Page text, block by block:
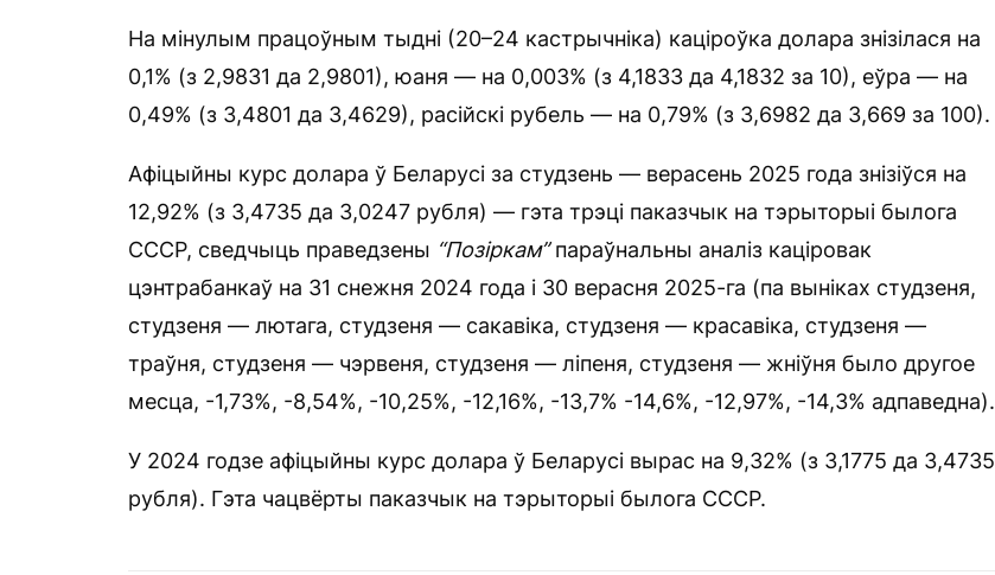
На мінулым працоўным тыдні (20–24 кастрычніка) каціроўка долара знізілася на
0,1% (з 2,9831 да 2,9801), юаня — на 0,003% (з 4,1833 да 4,1832 за 10), еўра — на
0,49% (з 3,4801 да 3,4629), расійскі рубель — на 0,79% (з 3,6982 да 3,669 за 100).
Афіцыйны курс долара ў Беларусі за студзень — верасень 2025 года знізіўся на
12,92% (з 3,4735 да 3,0247 рубля) — гэта трэці паказчык на тэрыторыі былога
СССР, сведчыць праведзены “Позіркам”параўнальны аналіз каціровак
цэнтрабанкаў на 31 снежня 2024 года і 30 верасня 2025-га (па выніках студзеня,
студзеня — лютага, студзеня — сакавіка, студзеня — красавіка, студзеня —
траўня, студзеня — чэрвеня, студзеня — ліпеня, студзеня — жніўня было другое
месца, -1,73%, -8,54%, -10,25%, -12,16%, -13,7% -14,6%, -12,97%, -14,3% адпаведна).
У 2024 годзе афіцыйны курс долара ў Беларусі вырас на 9,32% (з 3,1775 да 3,4735
рубля). Гэта чацвёрты паказчык на тэрыторыі былога СССР.